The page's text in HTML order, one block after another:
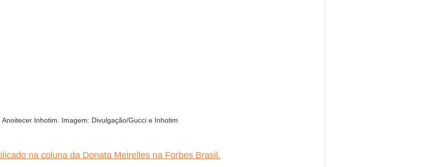
Anoitecer Inhotim. Imagem: Divulgação/Gucci e Inhotim
na coluna da Donata Meirelles na Forbes Brasil.